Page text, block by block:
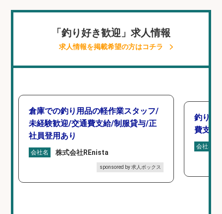
「釣り好き歓迎」求人情報
求人情報を掲載希望の方はコチラ
倉庫での釣り用品の軽作業スタッフ/
未経験歓迎/交通費支給/制服貸与/正
社員登用あり
会社名 株式会社REnista
sponsored by 求人ボックス
釣り具
費支給
会社名